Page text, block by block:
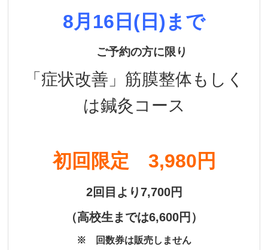
8月16 日(日) まで
ご予約の方に限り
「症状改善」筋膜整体もしく
は鍼灸コース
初回限定 3,980円
2回目より7,700円
（高校生までは6,600円）
※ 回数券は販売しません